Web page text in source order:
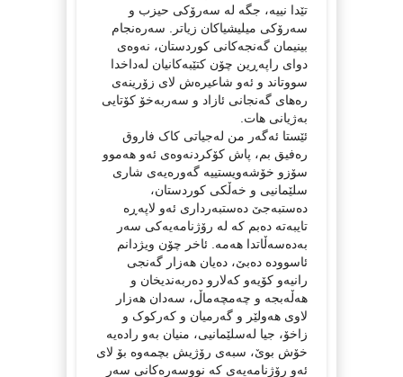
تێدا نییه‌، جگه‌ له‌ سه‌رۆکی حیزب و
سه‌رۆکی میلیشیاکان زیاتر. سه‌ره‌نجام
بینیمان گه‌نجه‌کانی کوردستان، نه‌وه‌ی
دوای راپه‌ڕین چۆن کتێبه‌کانیان له‌داخدا
سووتاند و ئه‌و شاعیره‌ش لای زۆرینه‌ی
ره‌های گه‌نجانی ئازاد و سه‌ربه‌خۆ کۆتایی
به‌ژیانی هات.
ئێستا ئه‌گه‌ر من له‌جیاتی کاک فاروق
ره‌فیق بم، پاش کۆکردنه‌وه‌ی ئه‌و هه‌موو
سۆزو خۆشه‌ویستییه‌ گه‌وره‌یه‌ی شاری
سلێمانیی و خه‌ڵکی کوردستان،
ده‌ستبه‌جێ ده‌ستبه‌رداری ئه‌و لاپه‌ڕه‌
تایبه‌ته‌ ده‌بم که‌ له‌ رۆژنامه‌یه‌کی سه‌ر
به‌ده‌سه‌ڵاتدا هه‌مه. ئاخر چۆن ویژدانم
ئاسووده‌ ده‌بێ، ده‌یان هه‌زار گه‌نجی
رانیه‌و کۆیه‌و که‌لارو ده‌ربه‌ندیخان و
هه‌ڵه‌بجه‌ و چه‌مچه‌ماڵ، سه‌دان هه‌زار
لاوی هه‌ولێر و گه‌رمیان و که‌رکوک و
زاخۆ، جیا له‌سلێمانیی، منیان به‌و راده‌یه‌
خۆش بوێ، سبه‌ی رۆژیش بچمه‌وه‌ بۆ لای
ئه‌و رۆژنامه‌یه‌ی که‌ نووسه‌ره‌کانی سه‌ر